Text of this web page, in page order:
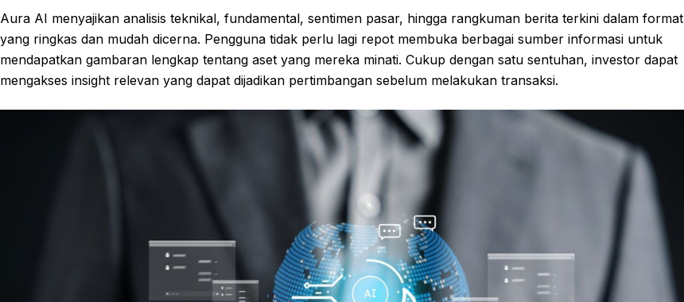
Aura AI menyajikan analisis teknikal, fundamental, sentimen pasar, hingga rangkuman berita terkini dalam format
yang ringkas dan mudah dicerna. Pengguna tidak perlu lagi repot membuka berbagai sumber informasi untuk
mendapatkan gambaran lengkap tentang aset yang mereka minati. Cukup dengan satu sentuhan, investor dapat
mengakses insight relevan yang dapat dijadikan pertimbangan sebelum melakukan transaksi.